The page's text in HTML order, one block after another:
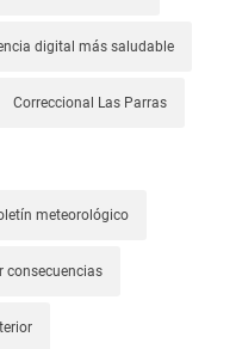
digital más saludable
Correccional Las Parras
meteorológico
consecuencias